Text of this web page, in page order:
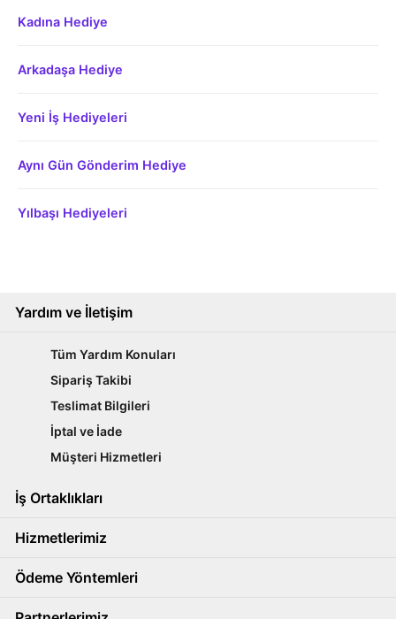
Kadına Hediye
Arkadaşa Hediye
Yeni İş Hediyeleri
Aynı Gün Gönderim Hediye
Yılbaşı Hediyeleri
Yardım ve İletişim
Tüm Yardım Konuları
Sipariş Takibi
Teslimat Bilgileri
İptal ve İade
Müşteri Hizmetleri
İş Ortaklıkları
Hizmetlerimiz
Ödeme Yöntemleri